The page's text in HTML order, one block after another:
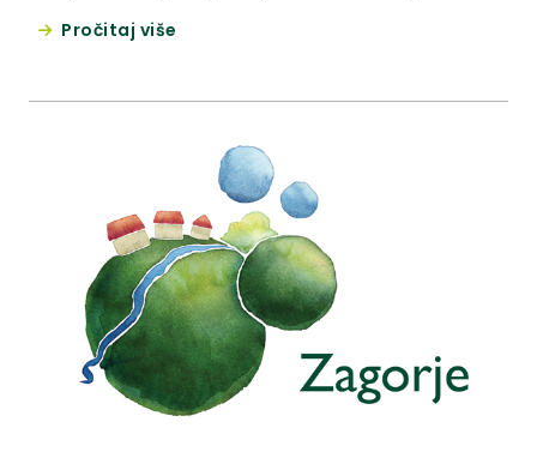
Skupštine i početku mandata zamjenika/ce te o
Pročitaj više